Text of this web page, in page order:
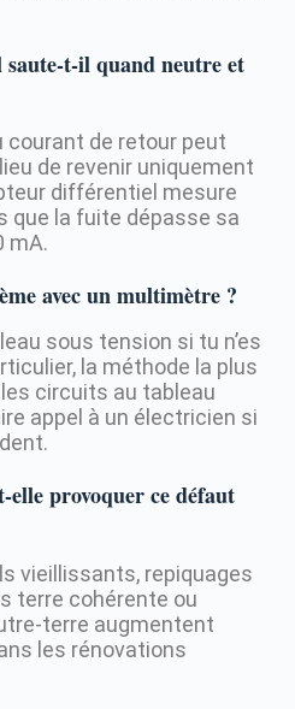
t-il quand neutre et
courant de retour peut
de revenir uniquement
différentiel mesure
que la fuite dépasse sa
mA.
avec un multimètre ?
sous tension si tu n’es
la méthode la plus
circuits au tableau
appel à un électricien si
elle provoquer ce défaut
vieillissants, repiquages
terre cohérente ou
terre augmentent
les rénovations